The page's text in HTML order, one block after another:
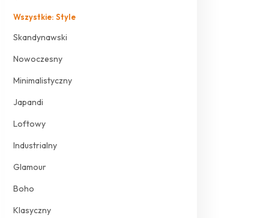
Wszystkie: Style
Skandynawski
Nowoczesny
Minimalistyczny
Japandi
Loftowy
Industrialny
Glamour
Boho
Klasyczny